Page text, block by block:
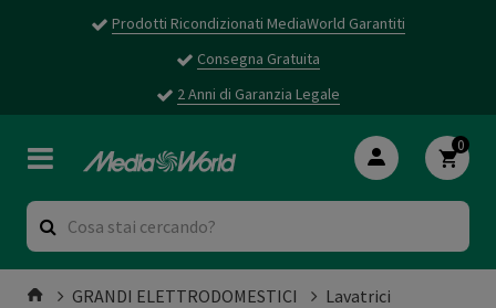
Prodotti Ricondizionati MediaWorld Garantiti
Consegna Gratuita
2 Anni di Garanzia Legale
0
GRANDI ELETTRODOMESTICI
Lavatrici